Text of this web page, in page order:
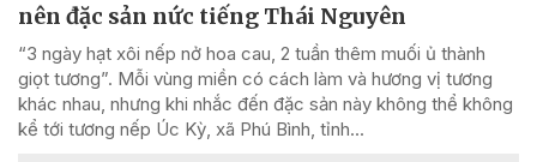
nên đặc sản nức tiếng Thái Nguyên
“3 ngày hạt xôi nếp nở hoa cau, 2 tuần thêm muối ủ thành
giọt tương”. Mỗi vùng miền có cách làm và hương vị tương
khác nhau, nhưng khi nhắc đến đặc sản này không thể không
kể tới tương nếp Úc Kỳ, xã Phú Bình, tỉnh...